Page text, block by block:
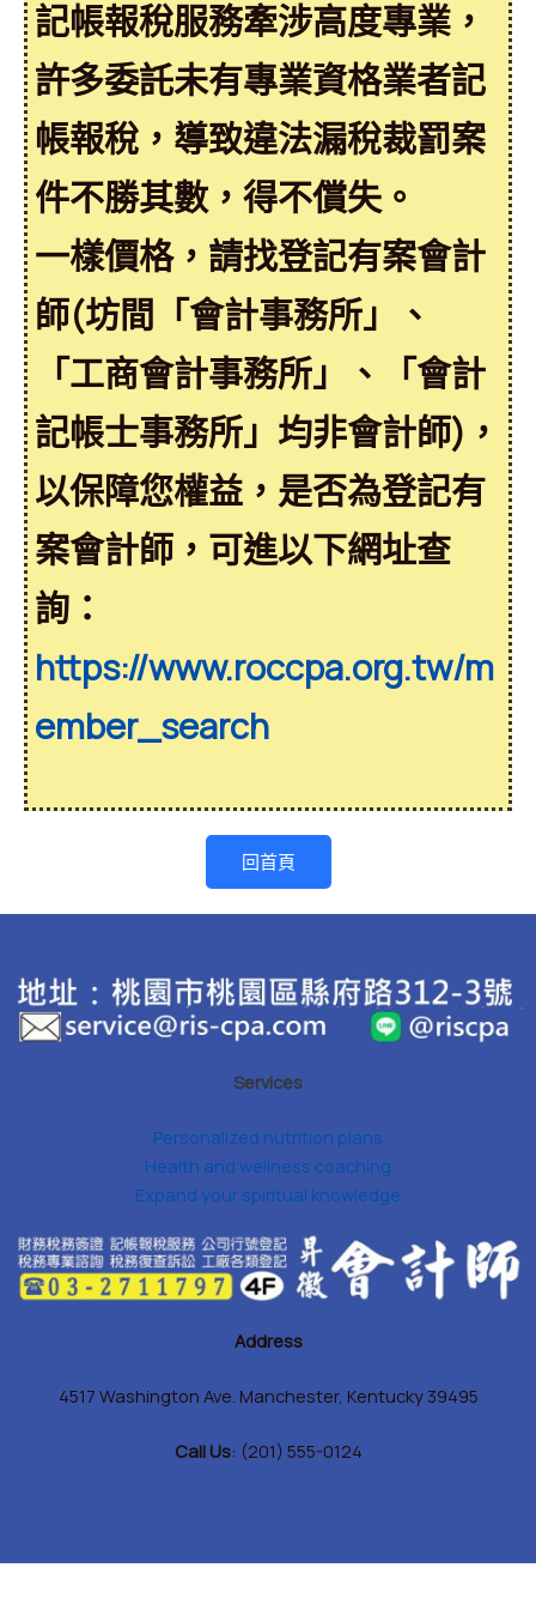
記帳報稅服務牽涉高度專業，
許多委託未有專業資格業者記
帳報稅，導致違法漏稅裁罰案
件不勝其數，得不償失。
一樣價格，請找登記有案會計
師(坊間「會計事務所」、
「工商會計事務所」、「會計
記帳士事務所」均非會計師)，
以保障您權益，是否為登記有
案會計師，可進以下網址查
詢：
https://www.roccpa.org.tw/m
ember_search
回首頁
Services
Personalized nutrition plans
Health and wellness coaching
Expand your spiritual knowledge
Address
4517 Washington Ave. Manchester, Kentucky 39495
Call Us: (201) 555-0124